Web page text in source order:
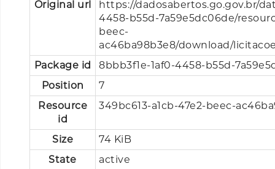
Original url
https://dadosabertos.go.gov.br/
4458-b55d-7a59e5dc06de/
beec-
ac46ba98b3e8/download/
Package id
8bbb3f1e-1af0-4458-b55d-
Position
7
Resource
id
349bc613-a1cb-47e2-beec-
Size
74 KiB
State
active